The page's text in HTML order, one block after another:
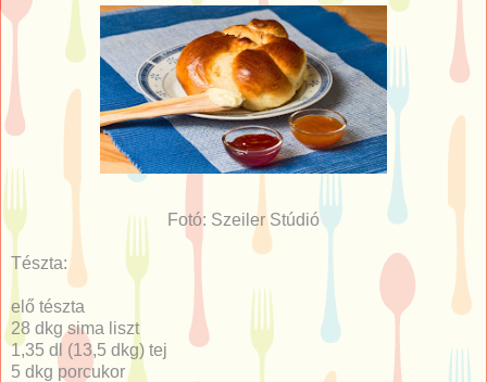
Fotó: Szeiler Stúdió
Tészta:
elő tészta
28 dkg sima liszt
1,35 dl (13,5 dkg) tej
5 dkg porcukor